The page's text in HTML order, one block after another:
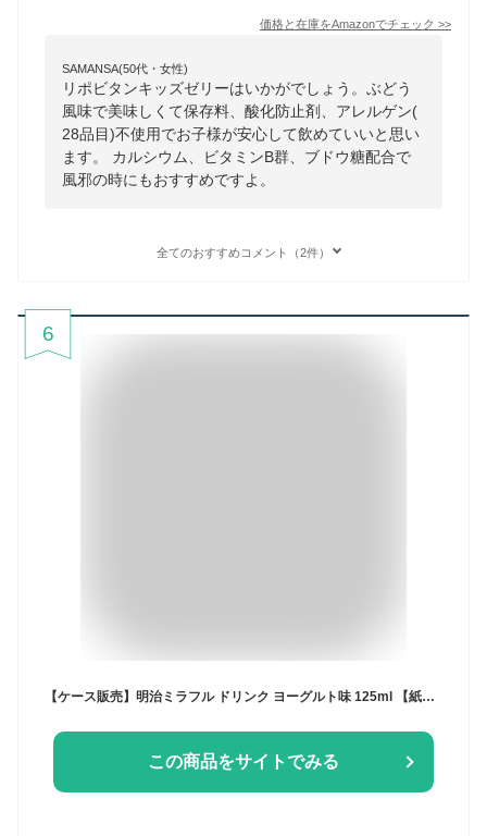
価格と在庫をAmazonでチェック >>
SAMANSA(50代・女性)
リポビタンキッズゼリーはいかがでしょう。ぶどう
風味で美味しくて保存料、酸化防止剤、アレルゲン(
28品目)不使用でお子様が安心して飲めていいと思い
ます。 カルシウム、ビタミンB群、ブドウ糖配合で
風邪の時にもおすすめですよ。
全てのおすすめコメント（2件）
6
【ケース販売】明治ミラフル ドリンク ヨーグルト味 125ml 【紙パック 飲料 常温保存】×36本
この商品をサイトでみる